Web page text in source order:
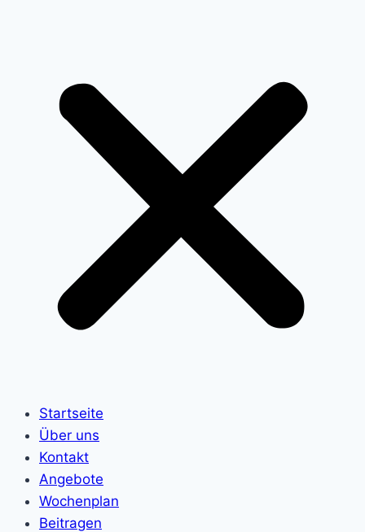
Startseite
Über uns
Kontakt
Angebote
Wochenplan
Beitragen